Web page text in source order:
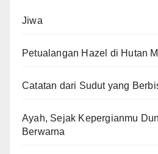
Jiwa
Petualangan Hazel di Hutan
Catatan dari Sudut yang
Ayah, Sejak Kepergianmu
Berwarna